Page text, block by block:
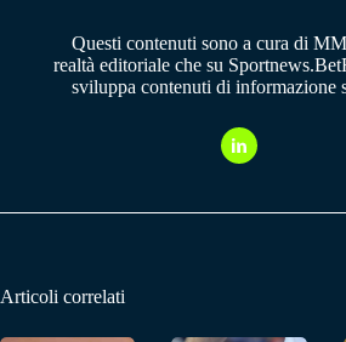
Questi contenuti sono a cura di
realtà editoriale che su
sviluppa contenuti di informazione
Articoli correlati